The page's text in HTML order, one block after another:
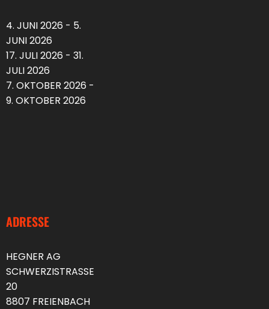
4. JUNI 2026 - 5.
JUNI 2026
17. JULI 2026 - 31.
JULI 2026
7. OKTOBER 2026 -
9. OKTOBER 2026
ADRESSE
HEGNER AG
SCHWERZISTRASSE
20
8807 FREIENBACH